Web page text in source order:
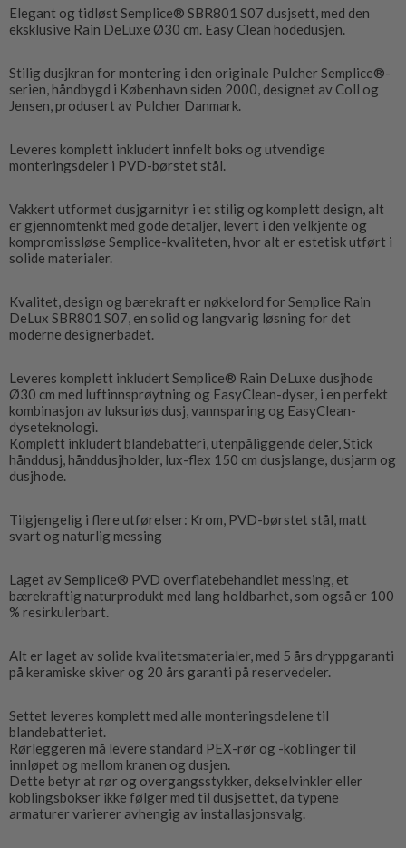
Elegant og tidløst Semplice® SBR801 S07 dusjsett, med den
eksklusive Rain DeLuxe Ø30 cm. Easy Clean hodedusjen.
Stilig dusjkran for montering i den originale Pulcher Semplice®-
serien, håndbygd i København siden 2000, designet av Coll og
Jensen, produsert av Pulcher Danmark.
Leveres komplett inkludert innfelt boks og utvendige
monteringsdeler i PVD-børstet stål.
Vakkert utformet dusjgarnityr i et stilig og komplett design, alt
er gjennomtenkt med gode detaljer, levert i den velkjente og
kompromissløse Semplice-kvaliteten, hvor alt er estetisk utført i
solide materialer.
Kvalitet, design og bærekraft er nøkkelord for Semplice Rain
DeLux SBR801 S07, en solid og langvarig løsning for det
moderne designerbadet.
Leveres komplett inkludert Semplice® Rain DeLuxe dusjhode
Ø30 cm med luftinnsprøytning og EasyClean-dyser, i en perfekt
kombinasjon av luksuriøs dusj, vannsparing og EasyClean-
dyseteknologi.
Komplett inkludert blandebatteri, utenpåliggende deler, Stick
hånddusj, hånddusjholder, lux-flex 150 cm dusjslange, dusjarm og
dusjhode.
Tilgjengelig i flere utførelser: Krom, PVD-børstet stål, matt
svart og naturlig messing
Laget av Semplice® PVD overflatebehandlet messing, et
bærekraftig naturprodukt med lang holdbarhet, som også er 100
% resirkulerbart.
Alt er laget av solide kvalitetsmaterialer, med 5 års dryppgaranti
på keramiske skiver og 20 års garanti på reservedeler.
Settet leveres komplett med alle monteringsdelene til
blandebatteriet.
Rørleggeren må levere standard PEX-rør og -koblinger til
innløpet og mellom kranen og dusjen.
Dette betyr at rør og overgangsstykker, dekselvinkler eller
koblingsbokser ikke følger med til dusjsettet, da typene
armaturer varierer avhengig av installasjonsvalg.